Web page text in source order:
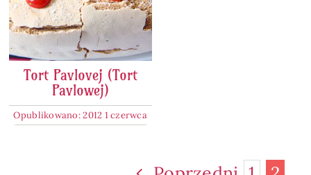
Tort Pavlovej (Tort
Pavlowej)
Opublikowano: 2012 1 czerwca